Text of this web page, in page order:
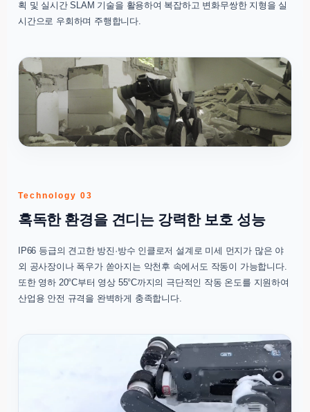
획 및 실시간 SLAM 기술을 활용하여 복잡하고 변화무쌍한 지형을 실
시간으로 우회하며 주행합니다.
Technology 03
혹독한 환경을 견디는 강력한 보호 성능
IP66 등급의 견고한 방진·방수 인클로저 설계로 미세 먼지가 많은 야
외 공사장이나 폭우가 쏟아지는 악천후 속에서도 작동이 가능합니다.
또한 영하 20°C부터 영상 55°C까지의 극단적인 작동 온도를 지원하여
산업용 안전 규격을 완벽하게 충족합니다.